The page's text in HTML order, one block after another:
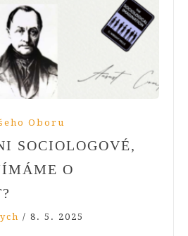
Oboru
SOCIOLOGOVÉ,
O
/ 8. 5. 2025